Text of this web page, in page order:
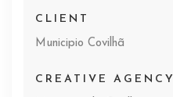
CLIENT
Municipio Covilhã
CREATIVE AGENCY